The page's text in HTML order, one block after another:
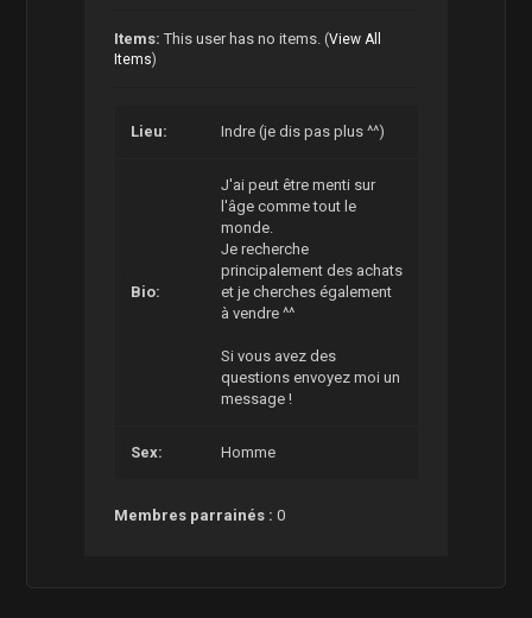
Items: This user has no items. (View All
Items)
Lieu: Indre (je dis pas plus ^^)
Bio:
J'ai peut être menti sur
l'âge comme tout le
monde.
Je recherche
principalement des achats
et je cherches également
à vendre ^^
Si vous avez des
questions envoyez moi un
message !
Sex: Homme
Membres parrainés :0